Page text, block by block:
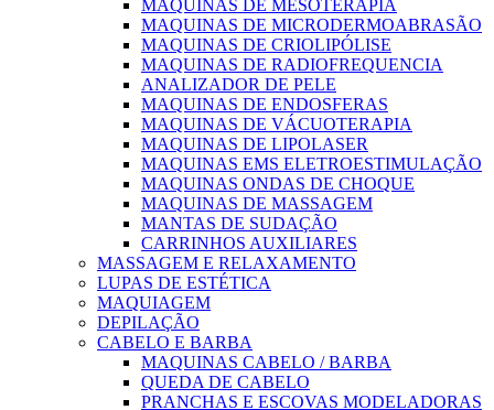
MAQUINAS DE MESOTERAPIA
MAQUINAS DE MICRODERMOABRASÃO
MAQUINAS DE CRIOLIPÓLISE
MAQUINAS DE RADIOFREQUENCIA
ANALIZADOR DE PELE
MAQUINAS DE ENDOSFERAS
MAQUINAS DE VÁCUOTERAPIA
MAQUINAS DE LIPOLASER
MAQUINAS EMS ELETROESTIMULAÇÃO
MAQUINAS ONDAS DE CHOQUE
MAQUINAS DE MASSAGEM
MANTAS DE SUDAÇÃO
CARRINHOS AUXILIARES
MASSAGEM E RELAXAMENTO
LUPAS DE ESTÉTICA
MAQUIAGEM
DEPILAÇÃO
CABELO E BARBA
MAQUINAS CABELO / BARBA
QUEDA DE CABELO
PRANCHAS E ESCOVAS MODELADORAS